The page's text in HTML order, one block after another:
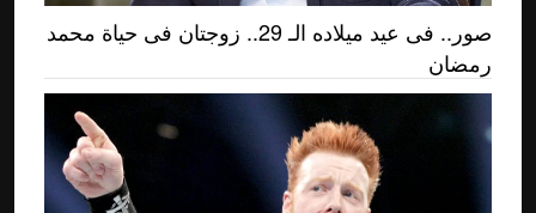
صور.. فى عيد ميلاده الـ 29.. زوجتان فى حياة محمد
رمضان